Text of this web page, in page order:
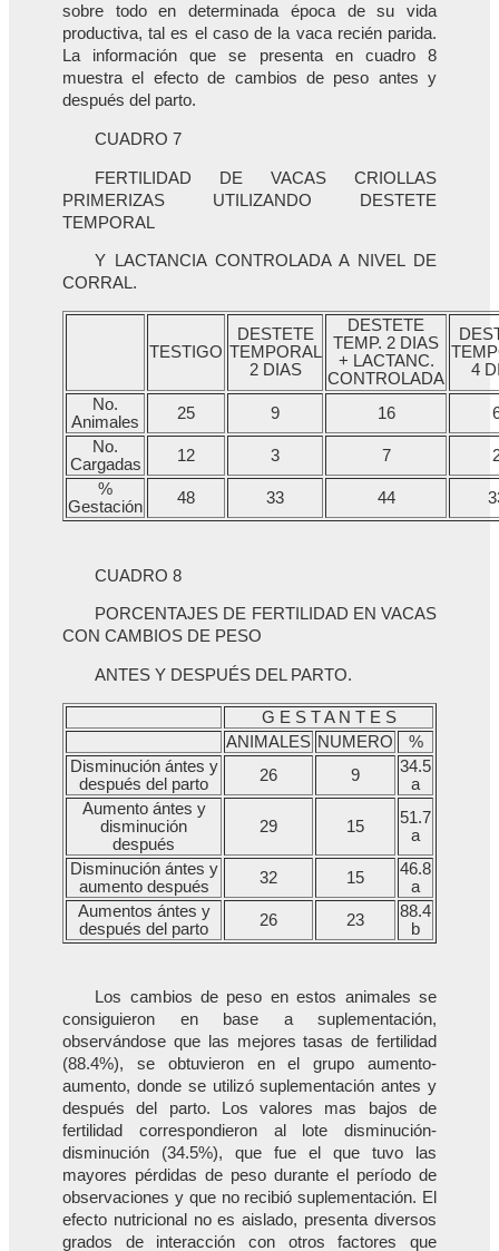
sobre todo en determinada época de su vida
productiva, tal es el caso de la vaca recién parida.
La información que se presenta en cuadro 8
muestra el efecto de cambios de peso antes y
después del parto.
CUADRO 7
FERTILIDAD DE VACAS CRIOLLAS
PRIMERIZAS UTILIZANDO DESTETE
TEMPORAL
Y LACTANCIA CONTROLADA A NIVEL DE
CORRAL.
TESTIGO
DESTETE
TEMPORAL
2 DIAS
DESTETE
TEMP. 2 DIAS
+ LACTANC.
CONTROLADA
4
No.
Animales
25 9 16
No.
Cargadas
12 3 7
%
Gestación
48 33 44
CUADRO 8
PORCENTAJES DE FERTILIDAD EN VACAS
CON CAMBIOS DE PESO
ANTES Y DESPUÉS DEL PARTO.
G E S T A N T E S
ANIMALES NUMERO
%
Disminución ántes y
después del parto
26 9
34.5
a
Aumento ántes y
disminución
después
29 15
51.7
a
Disminución ántes y
aumento después
32 15
46.8
a
Aumentos ántes y
después del parto
26 23
88.4
b
Los cambios de peso en estos animales se
consiguieron en base a suplementación,
observándose que las mejores tasas de fertilidad
(88.4%), se obtuvieron en el grupo aumento-
aumento, donde se utilizó suplementación antes y
después del parto. Los valores mas bajos de
fertilidad correspondieron al lote disminución-
disminución (34.5%), que fue el que tuvo las
mayores pérdidas de peso durante el período de
observaciones y que no recibió suplementación. El
efecto nutricional no es aislado, presenta diversos
grados de interacción con otros factores que